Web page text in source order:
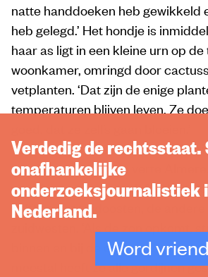
natte handdoeken heb gewikkeld
heb gelegd.’ Het hondje is
haar as ligt in een kleine urn op
woonkamer, omringd door
vetplanten. ‘Dat zijn de enige
temperaturen blijven leven. Ze
Vanaf haar appartement kan
overkijken, met in de verte Almere.
veertien ramen, van plafond tot de
helft op het zuidoosten, de andere
binnen en bij de ondergang nog
meestal heeft ze alle gordijnen
Verdedig de rechtsstaat.
onafhankelijke
onderzoeksjournalistiek
Nederland.
Word vriend